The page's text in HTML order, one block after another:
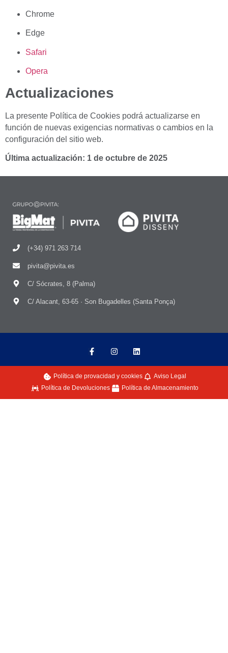
Chrome
Edge
Safari
Opera
Actualizaciones
La presente Política de Cookies podrá actualizarse en
función de nuevas exigencias normativas o cambios en la
configuración del sitio web.
Última actualización: 1 de octubre de 2025
(+34) 971 263 714
pivita@pivita.es
C/ Sócrates, 8 (Palma)
C/ Alacant, 63-65 · Son Bugadelles (Santa Ponça)
Política de provacidad y cookies
Aviso Legal
Política de Devoluciones
Política de Almacenamiento